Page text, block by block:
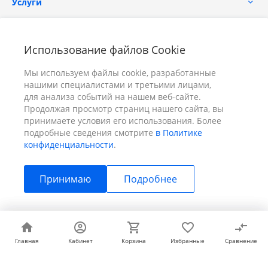
Использование файлов Cookie
Мы используем файлы cookie, разработанные
нашими специалистами и третьими лицами,
для анализа событий на нашем веб-сайте.
Продолжая просмотр страниц нашего сайта, вы
принимаете условия его использования. Более
подробные сведения смотрите в Политике
конфиденциальности.
Принимаю Подробнее
Главная Кабинет Корзина Избранные Сравнение
Главная Кабинет Корзина Избранные Сравнение
+7 (391) 298-00-11 Заказать звонок
г. Красноярск, пер. Телевизорный 9 "А" ООО "ПРИЗМ"
© 2026 ПРИЗМ, Все права защищены